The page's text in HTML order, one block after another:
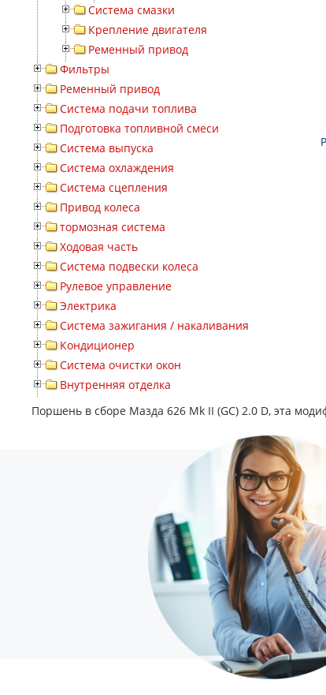
Система смазки
Крепление двигателя
Ременный привод
Фильтры
Ременный привод
Система подачи топлива
Подготовка топливной смеси
Система выпуска
Система охлаждения
Система сцепления
Привод колеса
тормозная система
Ходовая часть
Система подвески колеса
Рулевое управление
Электрика
Система зажигания / накаливания
Кондиционер
Система очистки окон
Внутренняя отделка
Поршень в сборе Мазда 626 Mk II (GC) 2.0 D, эта